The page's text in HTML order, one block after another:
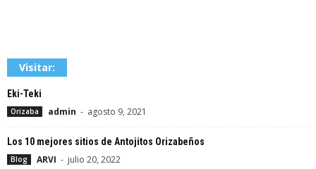
Visitar:
Eki-Teki
Orizaba admin - agosto 9, 2021
Los 10 mejores sitios de Antojitos Orizabeños
Blog ARVI - julio 20, 2022